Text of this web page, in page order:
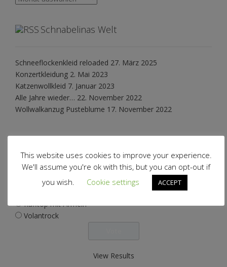
Schnabelinas Welt
Schneeflockenkleid reloaded 27. März 2025
Konzertkleidung 2. Mai 2023
Katzenwollkleid 7. Januar 2023
Alle Jahre wieder… 22. November 2022
Wollwalkanzug Pusteblume 17. November 2022
Polls
Welchen Schnitt soll ich als nächstes verwirklichen?
Rafftop mit Ärmeln
Volantrock
View Results
This website uses cookies to improve your experience.
We'll assume you're ok with this, but you can opt-out if
you wish.
Cookie settings ACCEPT